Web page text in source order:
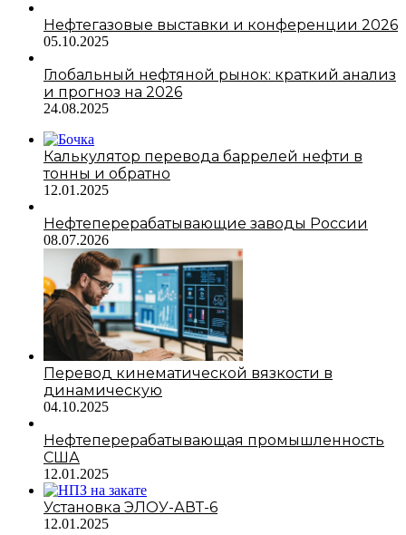
Нефтегазовые выставки и конференции 2026
05.10.2025
Глобальный нефтяной рынок: краткий анализ
и прогноз на 2026
24.08.2025
Калькулятор перевода баррелей нефти в
тонны и обратно
12.01.2025
Нефтеперерабатывающие заводы России
08.07.2026
Перевод кинематической вязкости в
динамическую
04.10.2025
Нефтеперерабатывающая промышленность
США
12.01.2025
Установка ЭЛОУ-АВТ-6
12.01.2025